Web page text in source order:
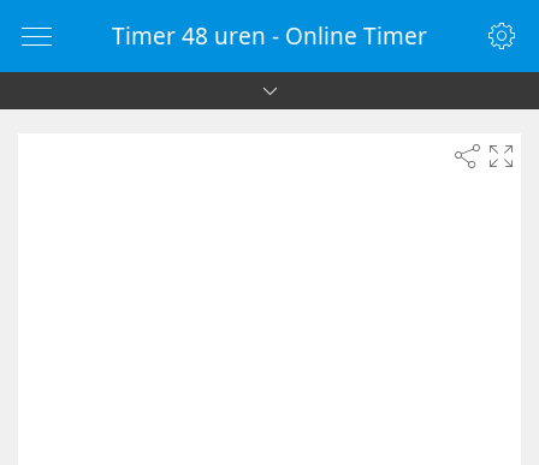
Timer 48 uren - Online Timer